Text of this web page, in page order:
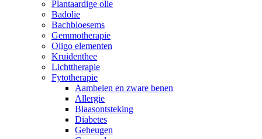
Plantaardige olie
Badolie
Bachbloesems
Gemmotherapie
Oligo elementen
Kruidenthee
Lichttherapie
Fytotherapie
Aambeien en zware benen
Allergie
Blaasontsteking
Diabetes
Geheugen